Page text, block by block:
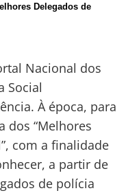
Delegados de
Nacional dos
Social
À época, para
dos “Melhores
com a finalidade
a partir de
de polícia